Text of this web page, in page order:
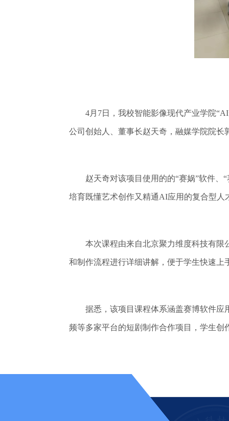
4月7日，我校智能影像现代产业学院“AI
公司创始人、董事长赵天奇，融媒学院院长
赵天奇对该项目使用的的“赛娲”软件、“
培育既懂艺术创作又精通AI应用的复合型人
本次课程由来自北京聚力维度科技有限公
和制作流程进行详细讲解，便于学生快速上
据悉，该项目课程体系涵盖赛博软件应
频等多家平台的短剧制作合作项目，学生